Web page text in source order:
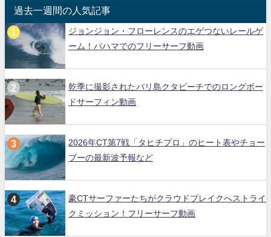
過去一週間の人気記事
ジョンジョン・フローレンスのエゲつないレールゲ
ーム！バハマでのフリーサーフ動画
乾季に撮影されたバリ島クタビーチでのロングボー
ドサーフィン動画
2026年CT第7戦「タヒチプロ」のヒート表やチョー
プーの最新波予報など
豪CTサーファーたちがクラウドブレイクへストライ
クミッション！フリーサーフ動画